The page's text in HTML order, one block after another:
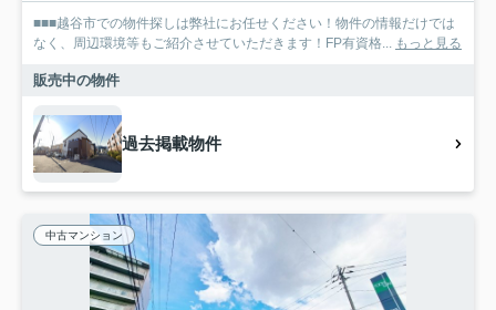
■■■越谷市での物件探しは弊社にお任せください！物件の情報だけでは
なく、周辺環境等もご紹介させていただきます！FP有資格... もっと見る
販売中の物件
過去掲載物件
中古マンション